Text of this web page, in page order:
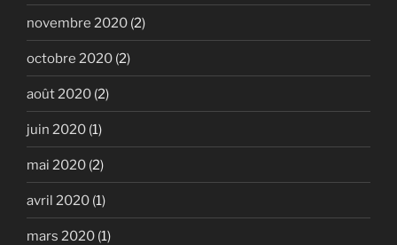
novembre 2020 (2)
octobre 2020 (2)
août 2020 (2)
juin 2020 (1)
mai 2020 (2)
avril 2020 (1)
mars 2020 (1)